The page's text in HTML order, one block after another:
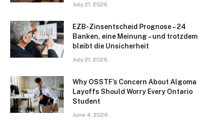
July 21, 2026
EZB-Zinsentscheid Prognose – 24
Banken, eine Meinung – und trotzdem
bleibt die Unsicherheit
July 21, 2026
Why OSSTF’s Concern About Algoma
Layoffs Should Worry Every Ontario
Student
June 4, 2026